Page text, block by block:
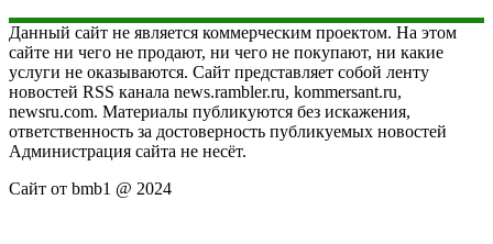
Данный сайт не является коммерческим проектом. На этом
сайте ни чего не продают, ни чего не покупают, ни какие
услуги не оказываются. Сайт представляет собой ленту
новостей RSS канала news.rambler.ru, kommersant.ru,
newsru.com. Материалы публикуются без искажения,
ответственность за достоверность публикуемых новостей
Администрация сайта не несёт.
Сайт от bmb1 @ 2024